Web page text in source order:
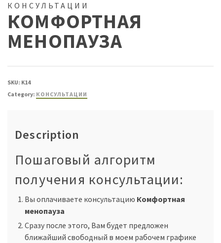
КОНСУЛЬТАЦИИ
КОМФОРТНАЯ
МЕНОПАУЗА
SKU: K14
Category: КОНСУЛЬТАЦИИ
Description
Пошаговый алгоритм
получения консультации:
Вы оплачиваете консультацию Комфортная
менопауза
Сразу после этого, Вам будет предложен
ближайший свободный в моем рабочем графике